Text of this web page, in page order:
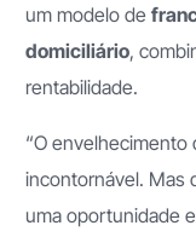
um modelo de
domiciliário,
rentabilidade.
“O envelhecimento
incontornável. Mas
uma oportunidade